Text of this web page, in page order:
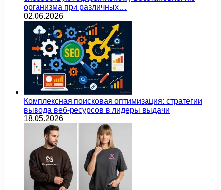
организма при различных…
02.06.2026
Комплексная поисковая оптимизация: стратегии
вывода веб-ресурсов в лидеры выдачи
18.05.2026